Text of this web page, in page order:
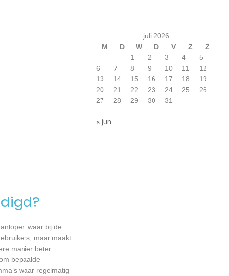
waar bij de
maar maakt
manier beter
bepaalde
waar regelmatig
juli 2026
M
D W D V Z
Z
1
2 3 4
5
6
7 8 9 10 11
12
13
14 15 16 17 18
19
20
21 22 23 24 25
26
27
28 29 30 31
« jun